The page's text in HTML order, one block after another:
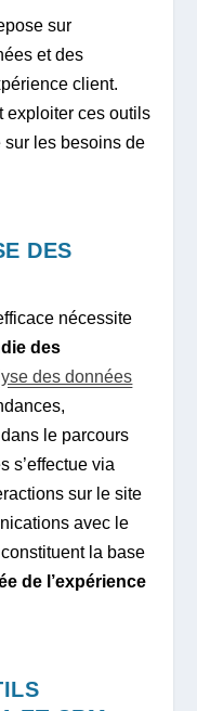
sur
et des
client.
exploiter ces outils
sur les besoins de
DES
nécessite
des
des données
le parcours
s’effectue via
sur le site
avec le
la base
de l’expérience